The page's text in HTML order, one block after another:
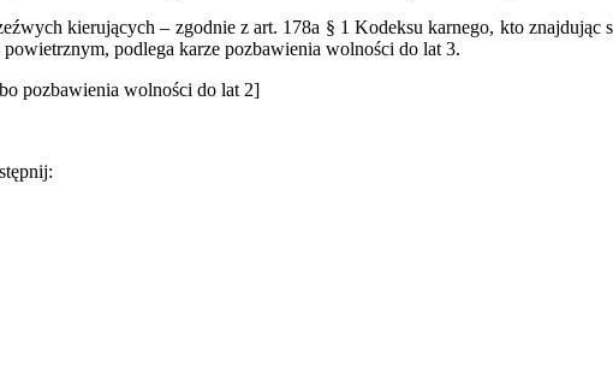
kierujących – zgodnie z art. 178a § 1 Kodeksu karnego, kto znajdując
podlega karze pozbawienia wolności do lat 3.
pozbawienia wolności do lat 2]